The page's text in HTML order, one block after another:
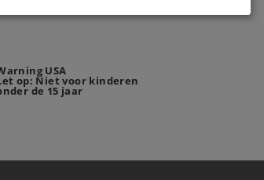
USA
op: Niet voor kinderen
de 15 jaar